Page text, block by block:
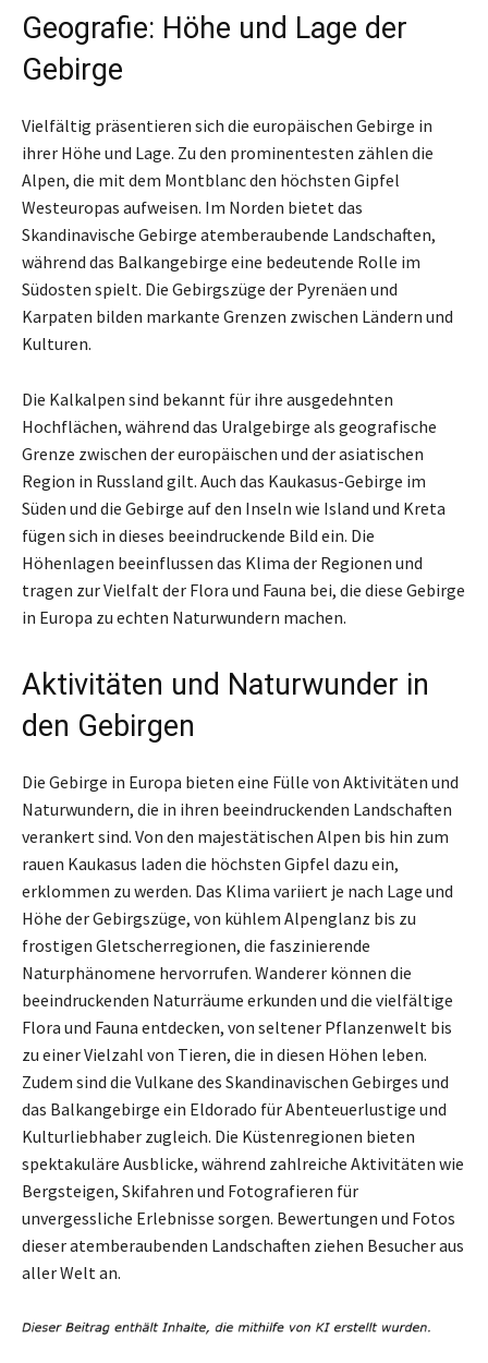
Geografie: Höhe und Lage der
Gebirge
Vielfältig präsentieren sich die europäischen Gebirge in
ihrer Höhe und Lage. Zu den prominentesten zählen die
Alpen, die mit dem Montblanc den höchsten Gipfel
Westeuropas aufweisen. Im Norden bietet das
Skandinavische Gebirge atemberaubende Landschaften,
während das Balkangebirge eine bedeutende Rolle im
Südosten spielt. Die Gebirgszüge der Pyrenäen und
Karpaten bilden markante Grenzen zwischen Ländern und
Kulturen.
Die Kalkalpen sind bekannt für ihre ausgedehnten
Hochflächen, während das Uralgebirge als geografische
Grenze zwischen der europäischen und der asiatischen
Region in Russland gilt. Auch das Kaukasus-Gebirge im
Süden und die Gebirge auf den Inseln wie Island und Kreta
fügen sich in dieses beeindruckende Bild ein. Die
Höhenlagen beeinflussen das Klima der Regionen und
tragen zur Vielfalt der Flora und Fauna bei, die diese Gebirge
in Europa zu echten Naturwundern machen.
Aktivitäten und Naturwunder in
den Gebirgen
Die Gebirge in Europa bieten eine Fülle von Aktivitäten und
Naturwundern, die in ihren beeindruckenden Landschaften
verankert sind. Von den majestätischen Alpen bis hin zum
rauen Kaukasus laden die höchsten Gipfel dazu ein,
erklommen zu werden. Das Klima variiert je nach Lage und
Höhe der Gebirgszüge, von kühlem Alpenglanz bis zu
frostigen Gletscherregionen, die faszinierende
Naturphänomene hervorrufen. Wanderer können die
beeindruckenden Naturräume erkunden und die vielfältige
Flora und Fauna entdecken, von seltener Pflanzenwelt bis
zu einer Vielzahl von Tieren, die in diesen Höhen leben.
Zudem sind die Vulkane des Skandinavischen Gebirges und
das Balkangebirge ein Eldorado für Abenteuerlustige und
Kulturliebhaber zugleich. Die Küstenregionen bieten
spektakuläre Ausblicke, während zahlreiche Aktivitäten wie
Bergsteigen, Skifahren und Fotografieren für
unvergessliche Erlebnisse sorgen. Bewertungen und Fotos
dieser atemberaubenden Landschaften ziehen Besucher aus
aller Welt an.